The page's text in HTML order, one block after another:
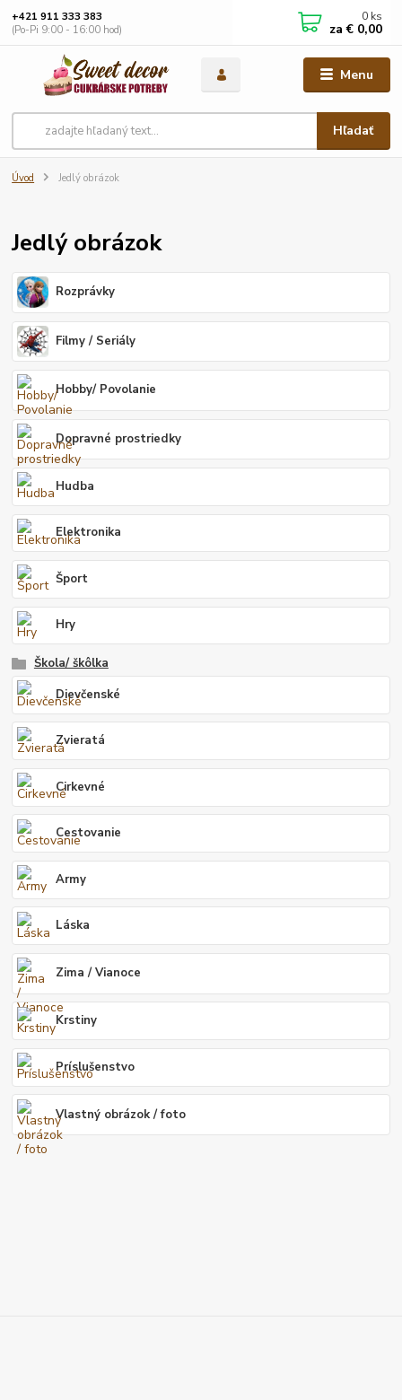
Menu
Hľadať
+421 911 333 383
(Po-Pi 9:00 - 16:00 hod)
0 ks
za € 0,00
Úvod Jedlý obrázok
Jedlý obrázok
Rozprávky
Filmy / Seriály
Hobby/ Povolanie
Dopravné prostriedky
Hudba
Elektronika
Šport
Hry
Škola/ škôlka
Dievčenské
Zvieratá
Cirkevné
Cestovanie
Army
Láska
Zima / Vianoce
Krstiny
Príslušenstvo
Vlastný obrázok / foto